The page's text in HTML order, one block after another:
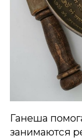
Ганеша
занимаются